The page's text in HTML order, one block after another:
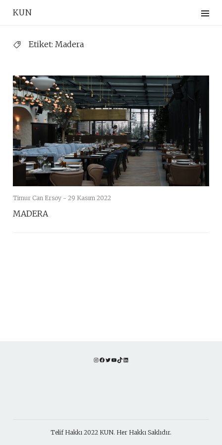
KUN
Etiket: Madera
Timur Can Ersoy - 29 Kasım 2022
MADERA
Instagram
Facebook
TwitterYouTube
TikTok
Telif Hakkı 2022 KUN. Her Hakkı Saklıdır.